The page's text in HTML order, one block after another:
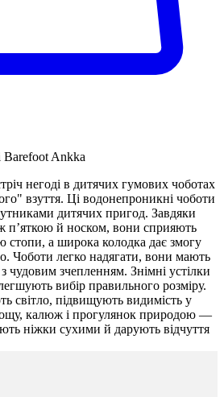
Barefoot Ankka
негоді в дитячих гумових чоботах
взуття. Ці водонепроникні чоботи
дитячих пригод. Завдяки
п’яткою й носком, вони сприяють
а широка колодка дає змогу
Чоботи легко надягати, вони мають
чудовим зчепленням. Знімні устілки
вибір правильного розміру.
світло, підвищують видимість у
калюж і прогулянок природою —
ніжки сухими й дарують відчуття